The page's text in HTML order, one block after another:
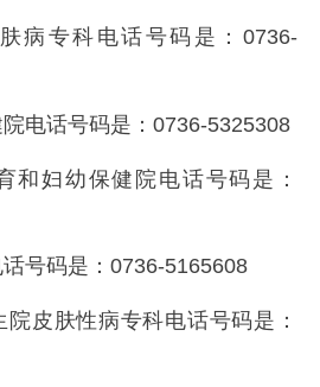
病专科电话号码是： 0736-
电话号码是： 0736-5325308
和妇幼保健院电话号码是：
号码是： 0736-5165608
皮肤性病专科电话号码是：